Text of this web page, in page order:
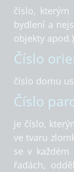
číslo,
bydlení a
objekty
Číslo
číslo domu
Číslo
je číslo,
ve tvaru
se v
řadách,